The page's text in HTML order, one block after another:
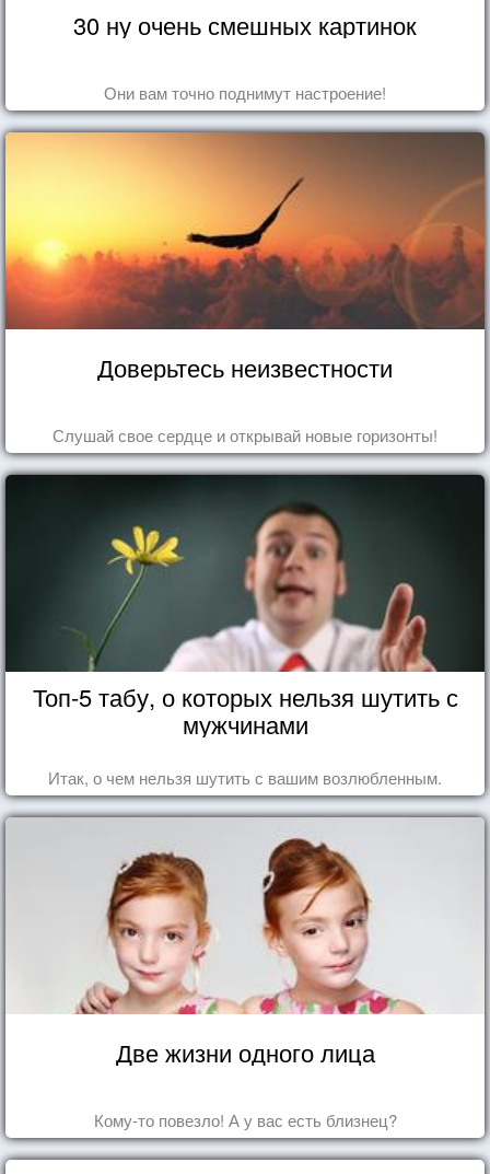
30 ну очень смешных картинок
Они вам точно поднимут настроение!
Доверьтесь неизвестности
Слушай свое сердце и открывай новые горизонты!
Топ-5 табу, о которых нельзя шутить с
мужчинами
Итак, о чем нельзя шутить с вашим возлюбленным.
Две жизни одного лица
Кому-то повезло! А у вас есть близнец?